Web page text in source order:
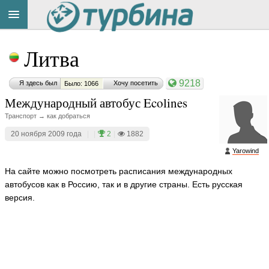
Литва
Я здесь был Было: 1066 Хочу посетить 9218
Yarowind
Международный автобус Ecolines
Транспорт → как добраться
20 ноября 2009 года 2 1882
На сайте можно посмотреть расписания международных
автобусов как в Россию, так и в другие страны. Есть русская
версия.
на
сайте: